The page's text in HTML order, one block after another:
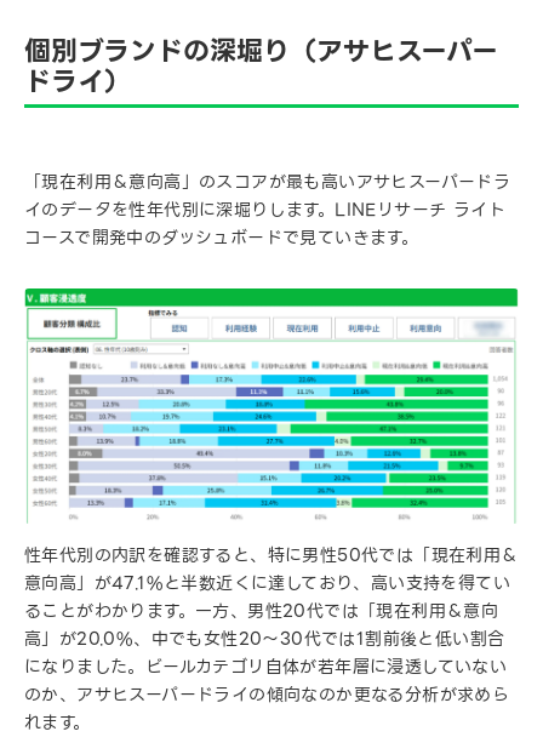
個別ブランドの深堀り（アサヒスーパー
ドライ）
「現在利用＆意向高」のスコアが最も高いアサヒスーパードラ
イのデータを性年代別に深堀りします。LINEリサーチ ライト
コースで開発中のダッシュボードで見ていきます。
性年代別の内訳を確認すると、特に男性50代では「現在利用＆
意向高」が47.1%と半数近くに達しており、高い支持を得てい
ることがわかります。一方、男性20代では「現在利用＆意向
高」が20.0%、中でも女性20～30代では1割前後と低い割合
になりました。ビールカテゴリ自体が若年層に浸透していない
のか、アサヒスーパードライの傾向なのか更なる分析が求めら
れます。